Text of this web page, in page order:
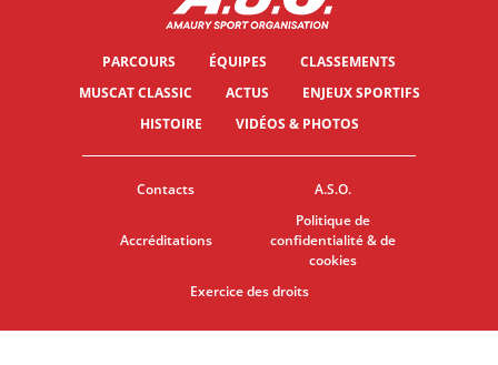
PARCOURS ÉQUIPES
CLASSEMENTS
MUSCAT CLASSIC
ACTUS
ENJEUX SPORTIFS
HISTOIRE
VIDÉOS & PHOTOS
Contacts A.S.O.
Accréditations
Politique de
confidentialité & de
cookies
Exercice des droits